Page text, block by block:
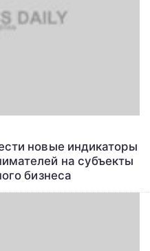
новые индикаторы
на субъекты
бизнеса